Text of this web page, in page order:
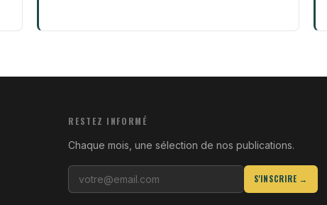
RESTEZ INFORMÉ
Chaque mois, une sélection de nos publications.
S'INSCRIRE →